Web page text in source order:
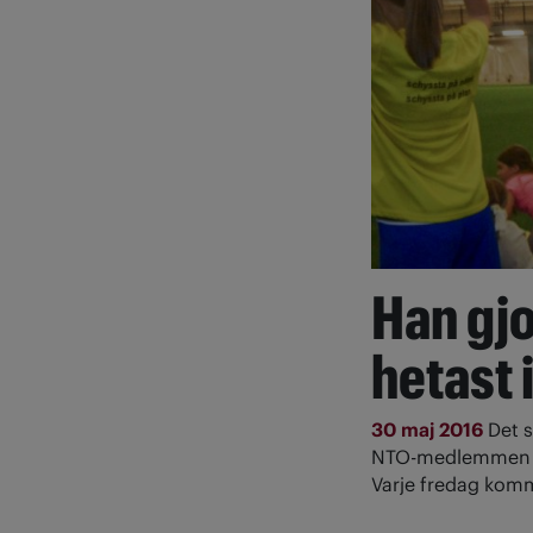
Han
hetast
30 maj 2016 Det
NTO-
Varje fredag